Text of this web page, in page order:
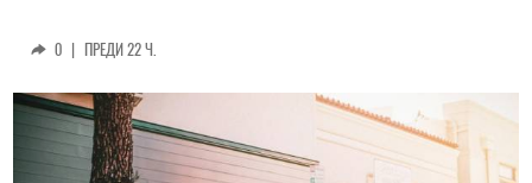
0 | ПРЕДИ 22 Ч.